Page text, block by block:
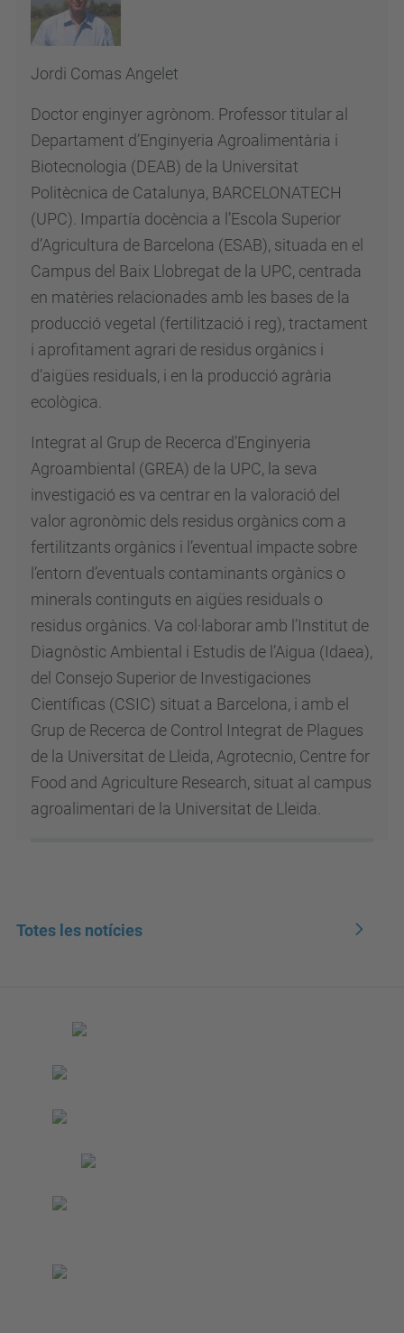
Jordi Comas Angelet
Doctor enginyer agrònom. Professor titular al
Departament d’Enginyeria Agroalimentària i
Biotecnologia (DEAB) de la Universitat
Politècnica de Catalunya, BARCELONATECH
(UPC). Impartía docència a l’Escola Superior
d’Agricultura de Barcelona (ESAB), situada en el
Campus del Baix Llobregat de la UPC, centrada
en matèries relacionades amb les bases de la
producció vegetal (fertilització i reg), tractament
i aprofitament agrari de residus orgànics i
d’aigües residuals, i en la producció agrària
ecològica.
Integrat al Grup de Recerca d’Enginyeria
Agroambiental (GREA) de la UPC, la seva
investigació es va centrar en la valoració del
valor agronòmic dels residus orgànics com a
fertilitzants orgànics i l’eventual impacte sobre
l’entorn d’eventuals contaminants orgànics o
minerals continguts en aigües residuals o
residus orgànics. Va col·laborar amb l’Institut de
Diagnòstic Ambiental i Estudis de l’Aigua (Idaea),
del Consejo Superior de Investigaciones
Científicas (CSIC) situat a Barcelona, i amb el
Grup de Recerca de Control Integrat de Plagues
de la Universitat de Lleida, Agrotecnio, Centre for
Food and Agriculture Research, situat al campus
agroalimentari de la Universitat de Lleida.
Totes les notícies